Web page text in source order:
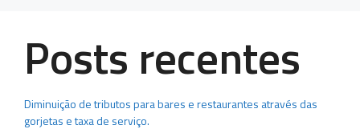
Posts recentes
Diminuição de tributos para bares e restaurantes através das
gorjetas e taxa de serviço.